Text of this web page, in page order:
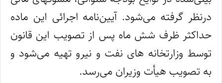
درنظر گرفته می‌شود. آیین‌نامه اجرائی این ماده
حداکثر ظرف شش ماه پس از تصویب این قانون
توسط وزارتخانه‌ های نفت و نیرو تهیه می‌شود و
به‌ تصویب هیأت وزیران می‌رسد.